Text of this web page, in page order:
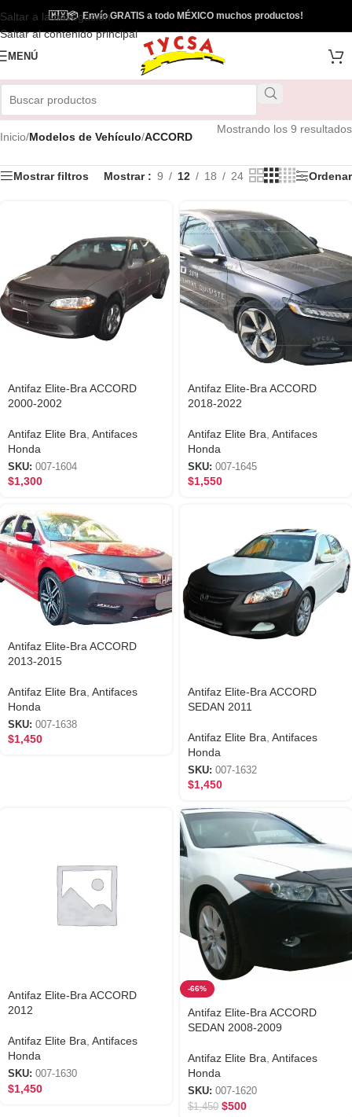
Saltar a la navegación
Saltar al contenido principal
🇲🇽📦Envío GRATIS a todo MÉXICO muchos productos!
MENÚ
Inicio/Modelos de Vehículo/ACCORD
Mostrando los 9 resultados
Mostrar filtros Mostrar 9 12 18 24 Ordenar
Antifaz Elite-Bra ACCORD
2000-2002
Antifaz Elite Bra Antifaces
Honda
SKU: 007-1604
$1,300
Antifaz Elite-Bra ACCORD
2018-2022
Antifaz Elite Bra Antifaces
Honda
SKU: 007-1645
$1,550
Antifaz Elite-Bra ACCORD
2013-2015
Antifaz Elite Bra Antifaces
Honda
SKU: 007-1638
$1,450
Antifaz Elite-Bra ACCORD
SEDAN 2011
Antifaz Elite Bra Antifaces
Honda
SKU: 007-1632
$1,450
Antifaz Elite-Bra ACCORD
2012
Antifaz Elite Bra, Antifaces
Honda
SKU: 007-1630
$1,450
-66%
Antifaz Elite-Bra ACCORD
SEDAN 2008-2009
Antifaz Elite Bra, Antifaces
Honda
SKU: 007-1620
$1,450 $500